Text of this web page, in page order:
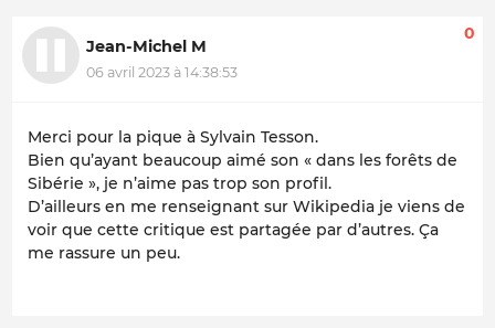
Jean-Michel M
06 avril 2023 à 14:38:53
0
Merci pour la pique à Sylvain Tesson.
Bien qu’ayant beaucoup aimé son « dans les forêts de
Sibérie », je n’aime pas trop son profil.
D’ailleurs en me renseignant sur Wikipedia je viens de
voir que cette critique est partagée par d’autres. Ça
me rassure un peu.